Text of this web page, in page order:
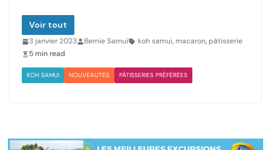
Voir tout
3 janvier 2023 Bernie Samui koh samui, macaron, pâtisserie
5 min read
KOH SAMUI NOUVEAUTÉS PÂTISSERIES PRÉFÉRÉES